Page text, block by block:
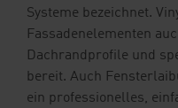
Systeme bezeichnet.
Fassadenelementen
Dachrandprofile und
bereit. Auch
ein professionelles,